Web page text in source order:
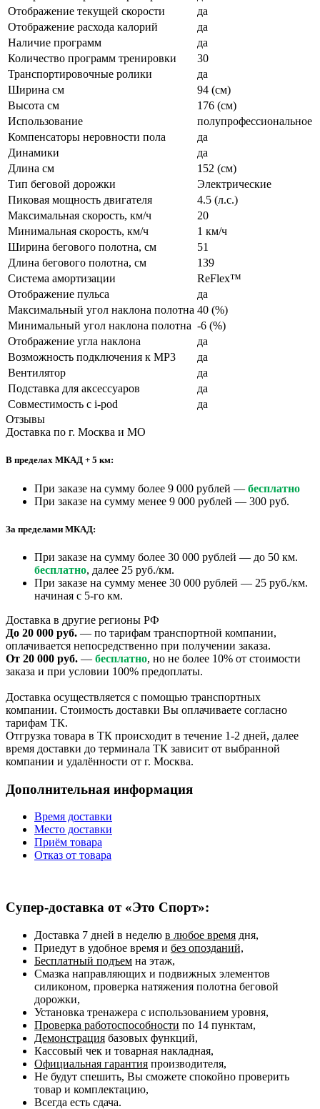
Отображение текущей скорости
да
Отображение расхода калорий
да
Наличие программ
да
Количество программ тренировки
30
Транспортировочные ролики
да
Ширина см
94 (см)
Высота см
176 (см)
Использование
полупрофессиональное
Компенсаторы неровности пола
да
Динамики
да
Длина см
152 (см)
Тип беговой дорожки
Электрические
Пиковая мощность двигателя
4.5 (л.с.)
Максимальная скорость, км/ч
20
Минимальная скорость, км/ч
1 км/ч
Ширина бегового полотна, см
51
Длина бегового полотна, см
139
Система амортизации
ReFlex™
Отображение пульса
да
Максимальный угол наклона полотна 40 (%)
Минимальный угол наклона полотна -6 (%)
Отображение угла наклона
да
Возможность подключения к MP3
да
Вентилятор
да
Подставка для аксессуаров
да
Совместимость с i-pod
да
Отзывы
Доставка по г. Москва и МО
В пределах МКАД + 5 км:
При заказе на сумму более 9 000 рублей — бесплатно
При заказе на сумму менее 9 000 рублей — 300 руб.
За пределами МКАД:
При заказе на сумму более 30 000 рублей — до 50 км.
бесплатно, далее 25 руб./км.
При заказе на сумму менее 30 000 рублей — 25 руб./км.
начиная с 5-го км.
Доставка в другие регионы РФ
До 20 000 руб. — по тарифам транспортной компании,
оплачивается непосредственно при получении заказа.
От 20 000 руб. — бесплатно, но не более 10% от стоимости
заказа и при условии 100% предоплаты.
Доставка осуществляется с помощью транспортных
компании. Стоимость доставки Вы оплачиваете согласно
тарифам ТК.
Отгрузка товара в ТК происходит в течение 1-2 дней, далее
время доставки до терминала ТК зависит от выбранной
компании и удалённости от г. Москва.
Дополнительная информация
Время доставки
Место доставки
Приём товара
Отказ от товара
Супер-доставка от «Это Спорт»:
Доставка 7 дней в неделю в любое время дня,
Приедут в удобное время и без опозданий,
Бесплатный подъем на этаж,
Смазка направляющих и подвижных элементов
силиконом, проверка натяжения полотна беговой
дорожки,
Установка тренажера с использованием уровня,
Проверка работоспособности по 14 пунктам,
Демонстрация базовых функций,
Кассовый чек и товарная накладная,
Официальная гарантия производителя,
Не будут спешить, Вы сможете спокойно проверить
товар и комплектацию,
Всегда есть сдача.